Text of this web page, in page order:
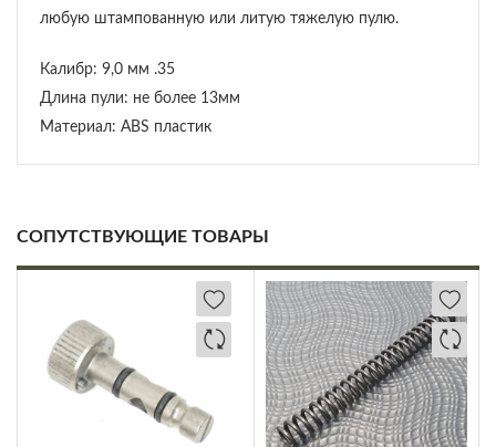
любую штампованную или литую тяжелую пулю.
Калибр: 9,0 мм .35
Длина пули: не более 13мм
Материал: ABS пластик
СОПУТСТВУЮЩИЕ ТОВАРЫ